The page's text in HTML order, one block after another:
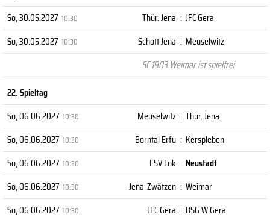
So, 30.05.2027 10:30 Thür. Jena : JFC Gera
So, 30.05.2027 10:30 Schott Jena : Meuselwitz
SC 1903 Weimar ist spielfrei
22. Spieltag
So, 06.06.2027 10:30 Meuselwitz : Thür. Jena
So, 06.06.2027 10:30 Borntal Erfu : Kerspleben
So, 06.06.2027 10:30 ESV Lok : Neustadt
So, 06.06.2027 10:30 Jena-Zwätzen : Weimar
So, 06.06.2027 10:30 JFC Gera : BSG W Gera